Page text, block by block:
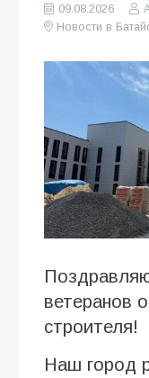
09.08.2026
Новости в
ветеранов
строителя!
Наш город